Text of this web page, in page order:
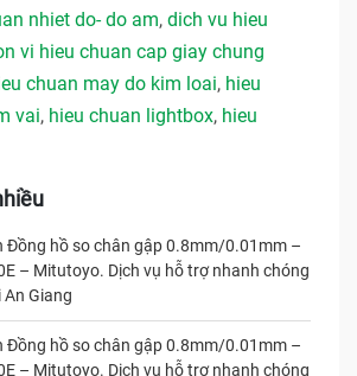
nhiet do- do am, dich vu hieu
vi hieu chuan cap giay chung
chuan may do kim loai, hieu
vai, hieu chuan lightbox, hieu
Đồng hồ so chân gập 0.8mm/0.01mm –
– Mitutoyo. Dịch vụ hỗ trợ nhanh chóng
Giang
Đồng hồ so chân gập 0.8mm/0.01mm –
– Mitutoyo. Dịch vụ hỗ trợ nhanh chóng